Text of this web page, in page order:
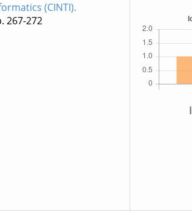
(CINTI).
267-272